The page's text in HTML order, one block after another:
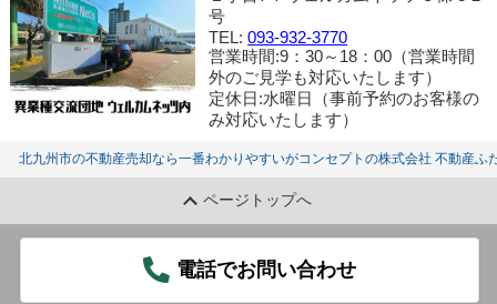
号
TEL:093-932-3770
営業時間:9：30～18：00（営業時間
外のご見学も対応いたします）
定休日:水曜日（事前予約のお客様の
み対応いたします）
北九州市の不動産売却なら一番わかりやすいがコンセプトの株式会社 不動産ふ
ページトップへ
電話でお問い合わせ